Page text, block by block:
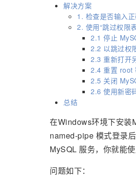
解决方案
1. 检查是否输入
2. 使用“跳过权限
2.1 停止
2.2 以跳过权
2.3 重新打开
2.4 重置 root
2.5 关闭
2.6 使用新密
总结
在Windows环境下安装
named-pipe 模式登录
MySQL 服务，你就能
问题如下：